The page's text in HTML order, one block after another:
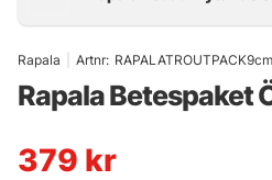
Rapala Artnr: RAPALATROUTPACK9cm
Rapala Betespaket
379 kr